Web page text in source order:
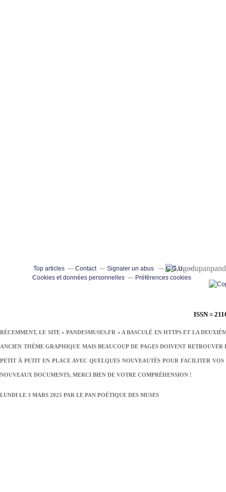
ISSN =
RÉCEMMENT, LE SITE « PANDESMUSES.FR » A BASCULÉ EN HTTPS ET LA
ANCIEN THÈME GRAPHIQUE MAIS BEAUCOUP DE PAGES DOIVENT
PETIT À PETIT EN PLACE AVEC QUELQUES NOUVEAUTÉS POUR FACILITER
NOUVEAUX DOCUMENTS, MERCI BIEN DE VOTRE COMPRÉHENSION !
LUNDI LE 3 MARS 2025 PAR LE PAN POÉTIQUE DES MUSES
Top articles Contact Signaler un abus
C.G.U.
Cookies et données personnelles
Préférences cookies